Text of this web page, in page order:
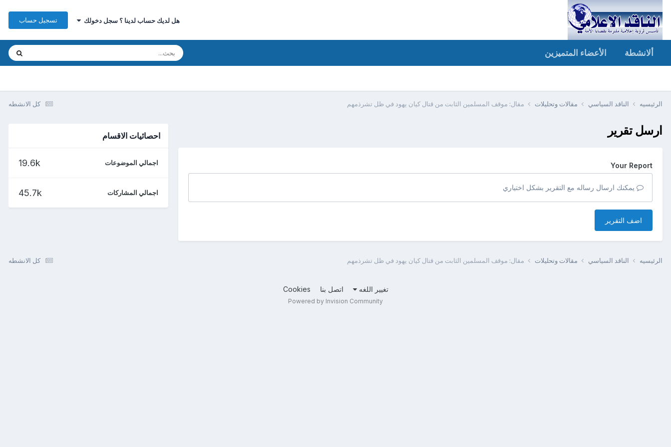
هل لديك حساب لدينا ؟ سجل دخولك تسجيل حساب
ألانشطة الأعضاء المتميزين
كل الانشطه الرئيسيه الناقد السياسي مقالات وتحليلات مقال: موقف المسلمين الثابت من قتال كيان يهود في ظل تشرذمهم
ارسل تقرير
Your Report
يمكنك ارسال رساله مع التقرير بشكل اختياري
اضف التقرير
احصائيات الاقسام
اجمالي الموضوعات 19.6k
اجمالي المشاركات 45.7k
كل الانشطه الرئيسيه الناقد السياسي مقالات وتحليلات مقال: موقف المسلمين الثابت من قتال كيان يهود في ظل تشرذمهم
تغيير اللغه اتصل بنا Cookies
Powered by Invision Community